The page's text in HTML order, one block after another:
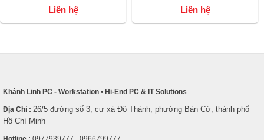
(đọc/ghi 14000 MB/s -
10000MB/s)
Liên hệ
(đọc/ghi 14000 MB/s -
10000MB/s)
Liên hệ
Khánh Linh PC - Workstation • Hi-End PC & IT Solutions
Địa Chỉ : 26/5 đường số 3, cư xá Đô Thành, phường Bàn Cờ, thành phố
Hồ Chí Minh